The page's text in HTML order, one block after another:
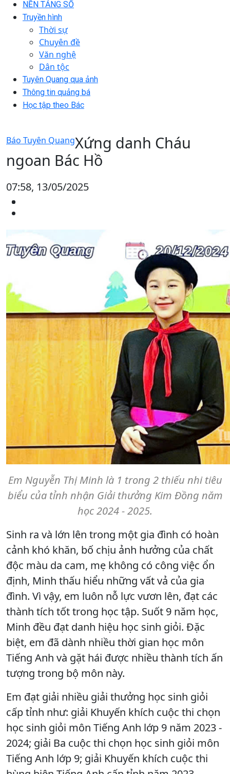
NỀN TẢNG SỐ
Truyền hình
Thời sự
Chuyên đề
Văn nghệ
Dân tộc
Tuyên Quang qua ảnh
Thông tin quảng bá
Học tập theo Bác
Báo Tuyên QuangXứng danh Cháu
ngoan Bác Hồ
07:58, 13/05/2025
Em Nguyễn Thị Minh là 1 trong 2 thiếu nhi tiêu
biểu của tỉnh nhận Giải thưởng Kim Đồng năm
học 2024 - 2025.
Sinh ra và lớn lên trong một gia đình có hoàn
cảnh khó khăn, bố chịu ảnh hưởng của chất
độc màu da cam, mẹ không có công việc ổn
định, Minh thấu hiểu những vất vả của gia
đình. Vì vậy, em luôn nỗ lực vươn lên, đạt các
thành tích tốt trong học tập. Suốt 9 năm học,
Minh đều đạt danh hiệu học sinh giỏi. Đặc
biệt, em đã dành nhiều thời gian học môn
Tiếng Anh và gặt hái được nhiều thành tích ấn
tượng trong bộ môn này.
Em đạt giải nhiều giải thưởng học sinh giỏi
cấp tỉnh như: giải Khuyến khích cuộc thi chọn
học sinh giỏi môn Tiếng Anh lớp 9 năm 2023 -
2024; giải Ba cuộc thi chọn học sinh giỏi môn
Tiếng Anh lớp 9; giải Khuyến khích cuộc thi